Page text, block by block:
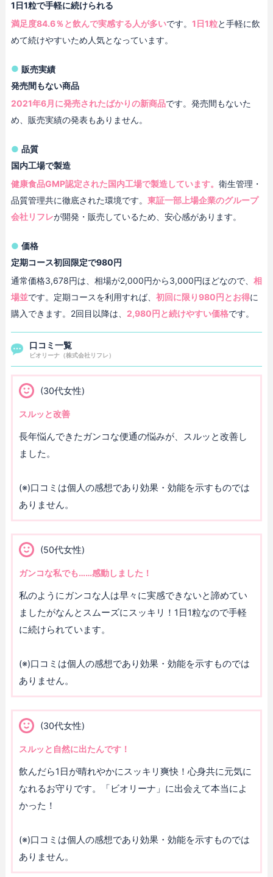
1日1粒で手軽に続けられる
満足度84.6％と飲んで実感する人が多いです。 1日1粒と手軽に飲
めて続けやすいため人気となっています。
販売実績
発売間もない商品
2021年6月に発売されたばかりの新商品です。発売間もないた
め、販売実績の発表もありません。
品質
国内工場で製造
健康食品GMP認定された国内工場で製造しています。 衛生管理・
品質管理共に徹底された環境です。 東証一部上場企業のグループ
会社リフレが開発・販売しているため、安心感があります。
価格
定期コース初回限定で980円
通常価格3,678円は、相場が2,000円から3,000円ほどなので、 相
場並です。定期コースを利用すれば、 初回に限り980円とお得に
購入できます。2回目以降は、 2,980円と続けやすい価格です。
口コミ一覧
ビオリーナ（株式会社リフレ）
(30代女性)
スルッと改善
長年悩んできたガンコな便通の悩みが、スルッと改善し
ました。
(※)口コミは個人の感想であり効果・効能を示すものでは
ありません。
(50代女性)
ガンコな私でも……感動しました！
私のようにガンコな人は早々に実感できないと諦めてい
ましたがなんとスムーズにスッキリ！1日1粒なので手軽
に続けられています。
(※)口コミは個人の感想であり効果・効能を示すものでは
ありません。
(30代女性)
スルッと自然に出たんです！
飲んだら1日が晴れやかにスッキリ爽快！心身共に元気に
なれるお守りです。「ビオリーナ」に出会えて本当によ
かった！
(※)口コミは個人の感想であり効果・効能を示すものでは
ありません。